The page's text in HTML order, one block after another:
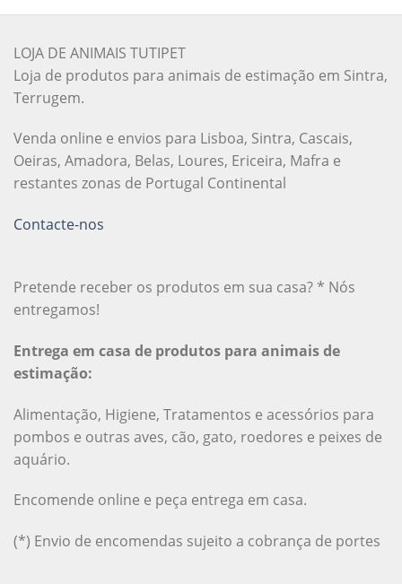
LOJA DE ANIMAIS TUTIPET
Loja de produtos para animais de estimação em Sintra,
Terrugem.
Venda online e envios para Lisboa, Sintra, Cascais,
Oeiras, Amadora, Belas, Loures, Ericeira, Mafra e
restantes zonas de Portugal Continental
Contacte-nos
Pretende receber os produtos em sua casa? * Nós
entregamos!
Entrega em casa de produtos para animais de
estimação:
Alimentação, Higiene, Tratamentos e acessórios para
pombos e outras aves, cão, gato, roedores e peixes de
aquário.
Encomende online e peça entrega em casa.
(*) Envio de encomendas sujeito a cobrança de portes